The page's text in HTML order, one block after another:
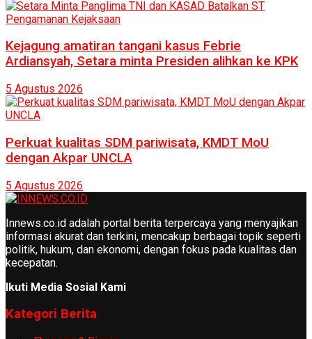
Kejagung amatiran tangani kasus Febrie
Ardiansyah, Setara minta Presiden alihkan ke KPK
5 Agustus 2026
Perkuat kualitas SDM pariwisata, KMDT MoU
dengan Akpar UNCLA
5 Agustus 2026
Innews.co.id adalah portal berita terpercaya yang menyajikan
informasi akurat dan terkini, mencakup berbagai topik seperti
politik, hukum, dan ekonomi, dengan fokus pada kualitas dan
kecepatan.
Ikuti Media Sosial Kami
Kategori Berita